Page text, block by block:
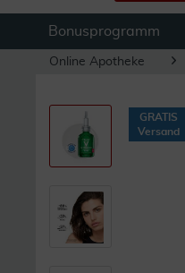
Bonusprogramm
Online Apotheke
GRATIS
Versand